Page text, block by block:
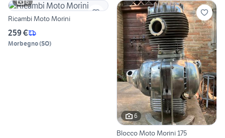
6
Ricambi Moto Morini
259 €
Morbegno(SO)
6
Blocco Moto Morini 175